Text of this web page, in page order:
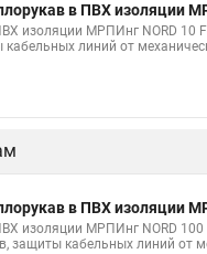
в ПВХ изоляции
изоляции МРПИнг NORD 10
линий от
в ПВХ изоляции
изоляции МРПИнг NORD 100
защиты кабельных линий от